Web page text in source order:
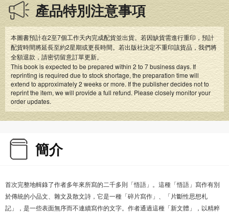
產品特別注意事項
本圖書預計在2至7個工作天內完成配貨並出貨。若因缺貨需進行重印，預計
配貨時間將延長至約2星期或更長時間。若出版社決定不重印該貨品，我們將
全額退款，請密切留意訂單更新。
This book is expected to be prepared within 2 to 7 business days. If
reprinting is required due to stock shortage, the preparation time will
extend to approximately 2 weeks or more. If the publisher decides not to
reprint the item, we will provide a full refund. Please closely monitor your
order updates.
簡介
首次完整地輯錄了作者多年來所寫的二千多則「悟語」。這種「悟語」寫作有別
於傳統的小品文、雜文及散文詩，它是一種「碎片寫作」、「片斷性思想札
記」，是一些表面無序而不連續寫作的文字。作者通過這種「新文體」，以精粹